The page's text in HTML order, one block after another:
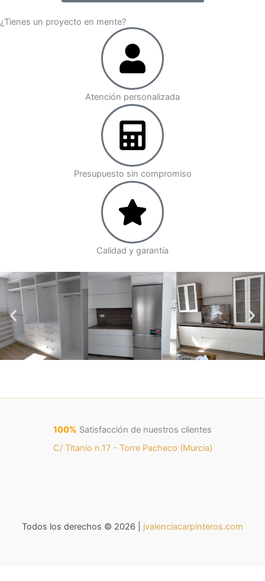
¿Tienes un proyecto en mente?
Atención personalizada
Presupuesto sin compromiso
Calidad y garantía
100% Satisfacción de nuestros clientes
C/ Titanio n.17 - Torre Pacheco (Murcia)
Todos los derechos © 2026 | jvalenciacarpinteros.com